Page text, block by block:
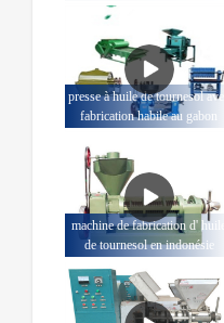
presse à huile de tournesol avec
fabrication habile au gabon
machine de fabrication d' huile
de tournesol en indonésie